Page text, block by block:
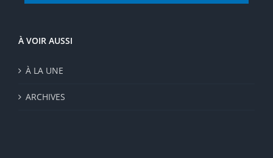
À VOIR AUSSI
À LA UNE
ARCHIVES